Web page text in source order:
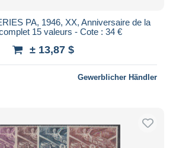
PA, 1946, XX, Anniversaire de la
15 valeurs - Cote : 34 €
± 13,87 $
Gewerblicher Händler